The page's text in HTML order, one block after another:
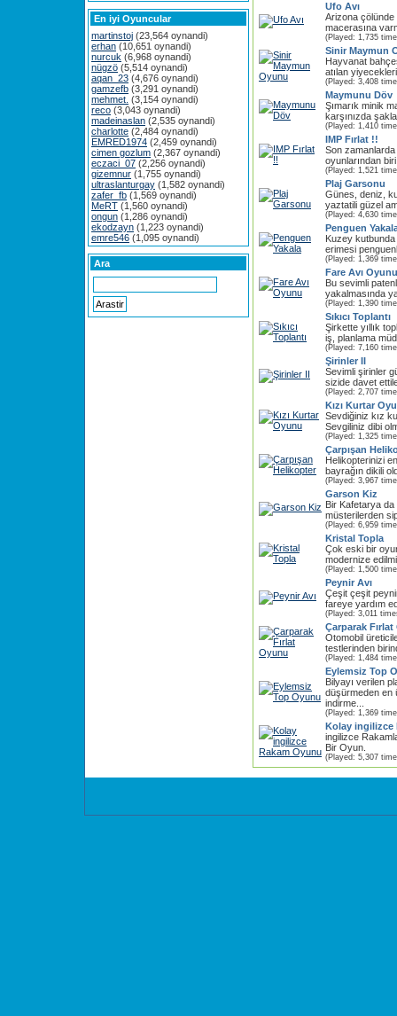
En iyi Oyuncular
martinstoj (23,564 oynandi)
erhan (10,651 oynandi)
nurcuk (6,968 oynandi)
nügzö (5,514 oynandi)
aqan_23 (4,676 oynandi)
gamzefb (3,291 oynandi)
mehmet. (3,154 oynandi)
reco (3,043 oynandi)
madeinaslan (2,535 oynandi)
charlotte (2,484 oynandi)
EMRED1974 (2,459 oynandi)
cimen gozlum (2,367 oynandi)
eczaci_07 (2,256 oynandi)
gizemnur (1,755 oynandi)
ultraslanturgay (1,582 oynandi)
zafer_fb (1,569 oynandi)
MeRT (1,560 oynandi)
ongun (1,286 oynandi)
ekodzayn (1,223 oynandi)
emre546 (1,095 oynandi)
Ara
Ufo Avı
Arizona çölünde
macerasına
(Played: 1,735
Sinir Maymun
Hayvanat
atılan
(Played: 3,408
Maymunu Döv
Şımarık minik
karşınızda
(Played: 1,410
IMP Fırlat !!
Son
oyunlarından
(Played: 1,521
Plaj Garsonu
Günes, deniz,
yaztatili güzel
(Played: 4,630
Penguen
Kuzey
erimesi
(Played: 1,369
Fare Avı Oyunu
Bu sevimli
yakalmasında
(Played: 1,390
Sıkıcı Toplantı
Şirkette yıllık
iş, planlama
(Played: 7,160
Şirinler II
Sevimli şirinler
sizide davet
(Played: 2,707
Kızı Kurtar
Sevdiğiniz kız
Sevgiliniz dibi
(Played: 1,325
Çarpışan
Helikopterinizi
bayrağın dikili
(Played: 3,967
Garson Kiz
Bir Kafetarya
müsterilerden
(Played: 6,959
Kristal Topla
Çok eski bir
modernize
(Played: 1,500
Peynir Avı
Çeşit çeşit
fareye yardım
(Played: 3,011
Çarparak
Otomobil
testlerinden
(Played: 1,484
Eylemsiz Top
Bilyayı verilen
düşürmeden en
indirme...
(Played: 1,369
Kolay ingilizce
ingilizce
Bir Oyun.
(Played: 5,307